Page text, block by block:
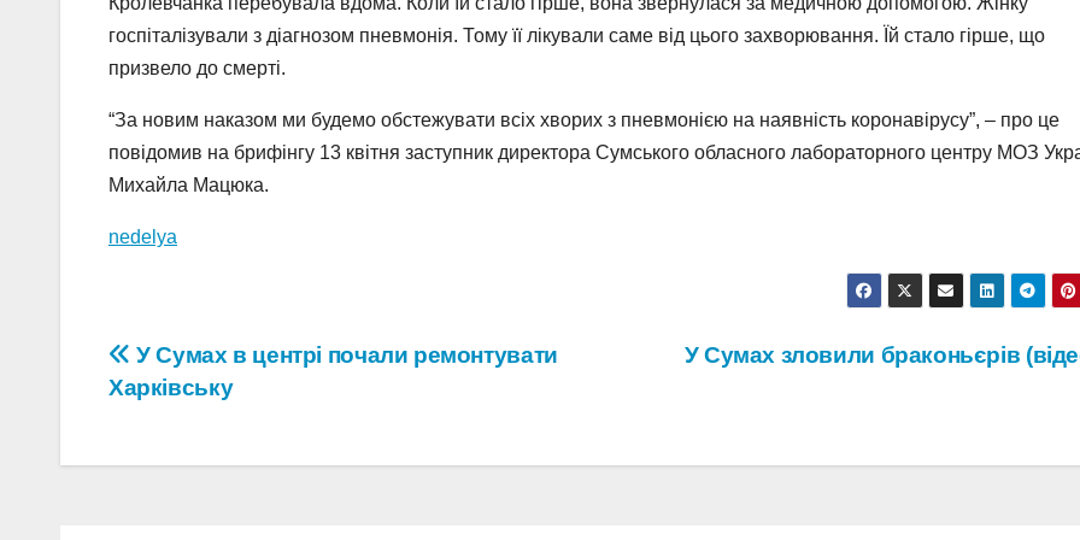
госпіталізували з діагнозом пневмонія. Тому її лікували саме від цього захворювання. Їй стало гірше, що
призвело до смерті.
“За новим наказом ми будемо обстежувати всіх хворих з пневмонією на наявність коронавірусу”, – про це
повідомив на брифінгу 13 квітня заступник директора Сумського обласного лабораторного центру МОЗ
Михайла Мацюка.
nedelya
Навігація
записів
У Сумах зловили браконьєрів
У Сумах в центрі почали ремонтувати
Харківську